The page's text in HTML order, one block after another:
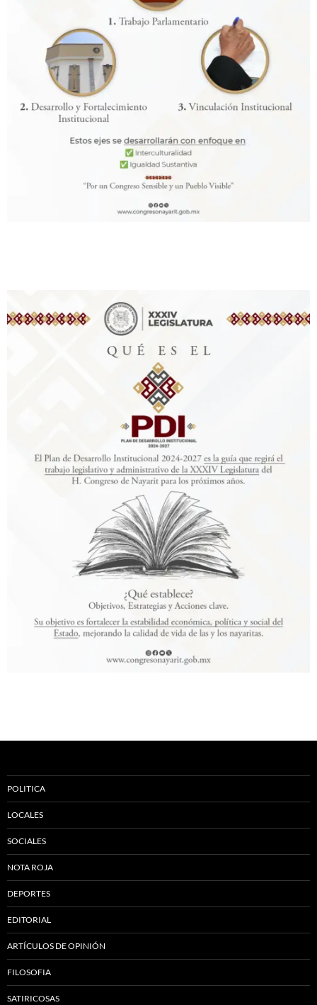
POLITICA
LOCALES
SOCIALES
NOTA ROJA
DEPORTES
EDITORIAL
ARTÍCULOS DE OPINIÓN
FILOSOFIA
SATIRICOSAS